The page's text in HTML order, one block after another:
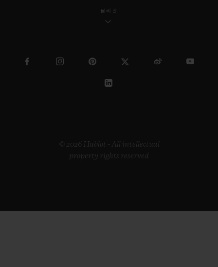
필리핀
© 2026 Hublot - All intellectual
property rights reserved